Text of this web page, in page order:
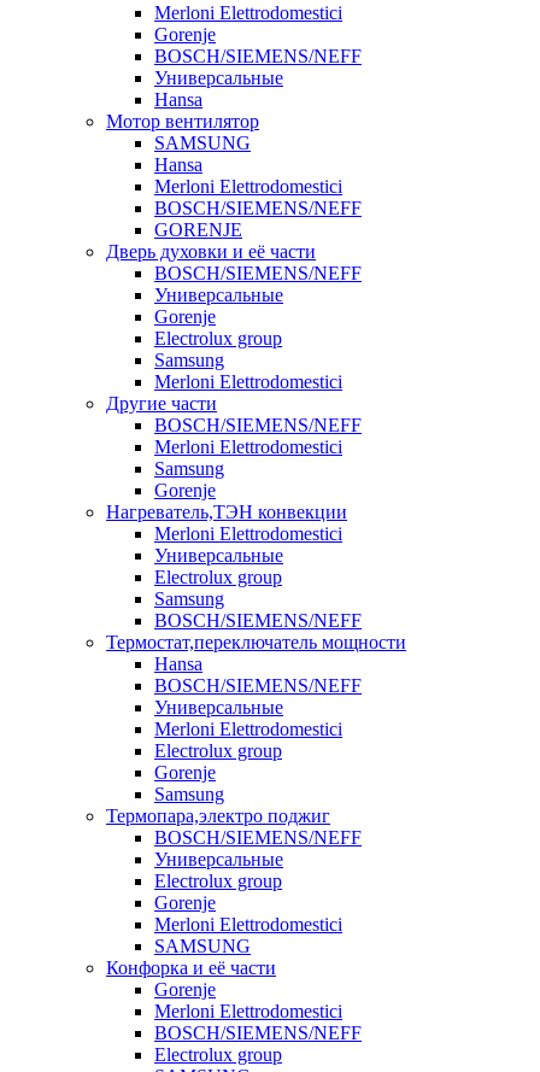
Merloni Elettrodomestici
Gorenje
BOSCH/SIEMENS/NEFF
Универсальные
Hansa
Мотор вентилятор
SAMSUNG
Hansa
Merloni Elettrodomestici
BOSCH/SIEMENS/NEFF
GORENJE
Дверь духовки и её части
BOSCH/SIEMENS/NEFF
Универсальные
Gorenje
Electrolux group
Samsung
Merloni Elettrodomestici
Другие части
BOSCH/SIEMENS/NEFF
Merloni Elettrodomestici
Samsung
Gorenje
Нагреватель,ТЭН конвекции
Merloni Elettrodomestici
Универсальные
Electrolux group
Samsung
BOSCH/SIEMENS/NEFF
Термостат,переключатель мощности
Hansa
BOSCH/SIEMENS/NEFF
Универсальные
Merloni Elettrodomestici
Electrolux group
Gorenje
Samsung
Термопара,электро поджиг
BOSCH/SIEMENS/NEFF
Универсальные
Electrolux group
Gorenje
Merloni Elettrodomestici
SAMSUNG
Конфорка и её части
Gorenje
Merloni Elettrodomestici
BOSCH/SIEMENS/NEFF
Electrolux group